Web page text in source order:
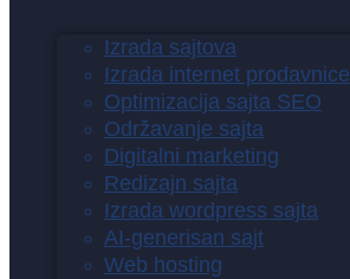
Izrada sajtova
Izrada internet prodavnice
Optimizacija sajta SEO
Održavanje sajta
Digitalni marketing
Redizajn sajta
Izrada wordpress sajta
AI-generisan sajt
Web hosting